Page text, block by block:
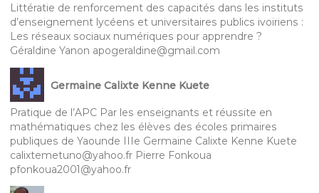
Littératie de renforcement des capacités dans les instituts
d’enseignement lycéens et universitaires publics ivoiriens :
Les réseaux sociaux numériques pour apprendre ?
Géraldine Yanon apogeraldine@gmail.com
Germaine Calixte Kenne Kuete
Pratique de l’APC Par les enseignants et réussite en
mathématiques chez les élèves des écoles primaires
publiques de Yaounde IIIe Germaine Calixte Kenne Kuete
calixtemetuno@yahoo.fr Pierre Fonkoua
pfonkoua2001@yahoo.fr